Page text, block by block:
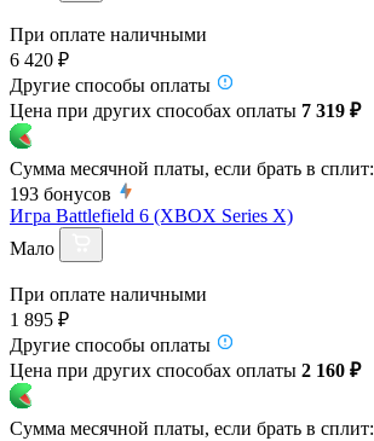
При оплате наличными
6 420 ₽
Другие способы оплаты
Цена при других способах оплаты 7 319 ₽
Сумма месячной платы, если брать в сплит:
193 бонусов
Игра Battlefield 6 (XBOX Series X)
Мало
При оплате наличными
1 895 ₽
Другие способы оплаты
Цена при других способах оплаты 2 160 ₽
Сумма месячной платы, если брать в сплит: